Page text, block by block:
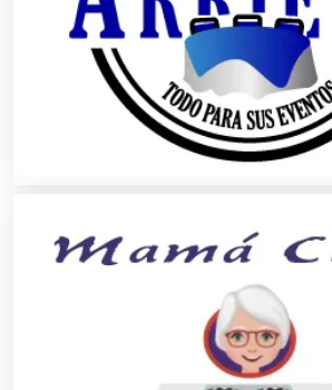
Animadores de Eventos
Aparatos y Equipos